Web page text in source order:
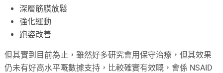
深層筋膜放鬆
強化運動
跑姿改善
但其實到目前為止，雖然好多研究會用保守治療，但其效果
仍未有好高水平嘅數據支持，比較確實有效嘅，會係 NSAID